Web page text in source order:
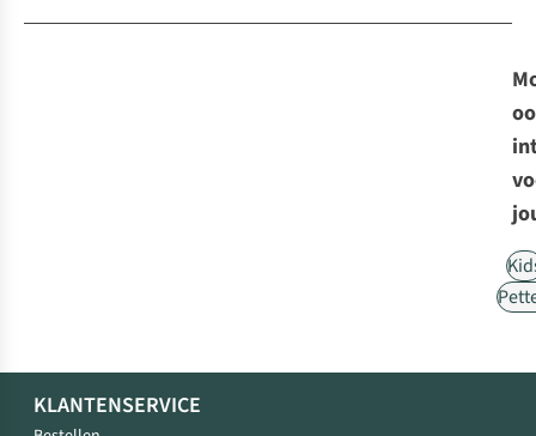
KLANTENSERVICE